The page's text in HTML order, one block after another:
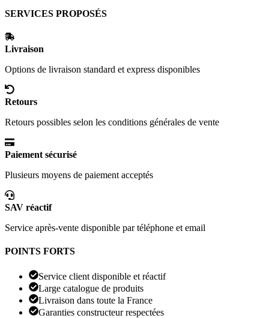
SERVICES PROPOSÉS
Livraison
Options de livraison standard et express disponibles
Retours
Retours possibles selon les conditions générales de vente
Paiement sécurisé
Plusieurs moyens de paiement acceptés
SAV réactif
Service après-vente disponible par téléphone et email
POINTS FORTS
Service client disponible et réactif
Large catalogue de produits
Livraison dans toute la France
Garanties constructeur respectées